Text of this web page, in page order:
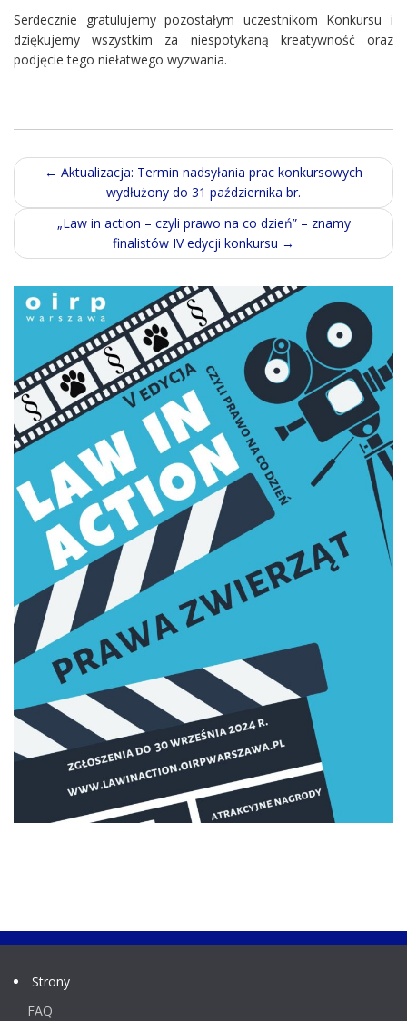
Serdecznie gratulujemy pozostałym uczestnikom Konkursu i
dziękujemy wszystkim za niespotykaną kreatywność oraz
podjęcie tego niełatwego wyzwania.
Post
navigation
← Aktualizacja: Termin nadsyłania prac konkursowych
wydłużony do 31 października br.
„Law in action – czyli prawo na co dzień” – znamy
finalistów IV edycji konkursu →
Strony
FAQ